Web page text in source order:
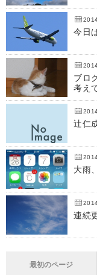
今日
ブロ
考え
辻仁
大雨
連続
最初のページ